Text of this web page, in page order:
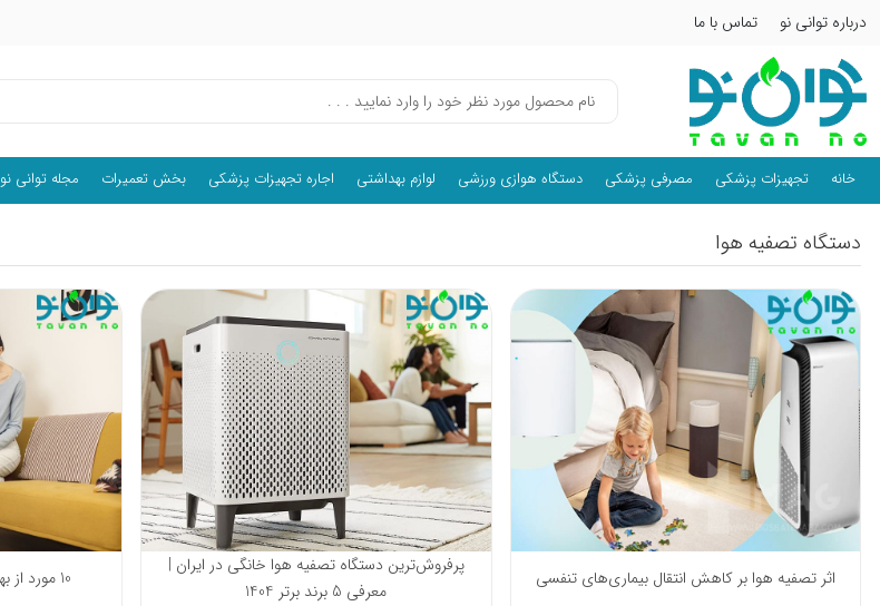
درباره توانی نو تماس با ما
خانه تجهیزات پزشکی مصرفی پزشکی دستگاه هوازی ورزشی لوازم بهداشتی اجاره تجهیزات پزشکی بخش تعمیرات مجله توانی نو
دستگاه تصفیه هوا
اثر تصفیه هوا بر کاهش انتقال بیماری‌های تنفسی
پرفروش‌ترین دستگاه تصفیه هوا خانگی در ایران |
معرفی 5 برند برتر 1404
10 مورد از بهترین دستگاه‌ های تصفیه هوا